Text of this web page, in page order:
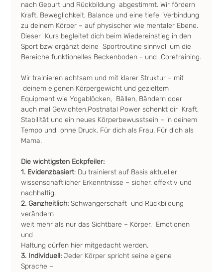
nach Geburt und Rückbildung  abgestimmt. Wir fördern
Kraft, Beweglichkeit, Balance und eine tiefe  Verbindung
zu deinem Körper – auf physischer wie mentaler Ebene.
Dieser  Kurs begleitet dich beim Wiedereinstieg in den
Sport bzw ergänzt deine  Sportroutine sinnvoll um die
Bereiche funktionelles Beckenboden - und  Coretraining.
Wir trainieren achtsam und mit klarer Struktur – mit
deinem eigenen Körpergewicht und gezieltem
Equipment wie Yogablöcken,  Bällen, Bändern oder
auch mal Gewichten.Postnatal Power schenkt dir  Kraft,
Stabilität und ein neues Körperbewusstsein – in deinem
Tempo und  ohne Druck. Für dich als Frau. Für dich als
Mama.
Die wichtigsten Eckpfeiler:
1. Evidenzbasiert: Du trainierst auf Basis aktueller
wissenschaftlicher Erkenntnisse – sicher, effektiv und
nachhaltig.
2. Ganzheitlich: Schwangerschaft  und Rückbildung
verändern
weit mehr als nur das Sichtbare – Körper,  Emotionen
und
Haltung dürfen hier mitgedacht werden.
3. Individuell: Jeder Körper spricht seine eigene
Sprache –